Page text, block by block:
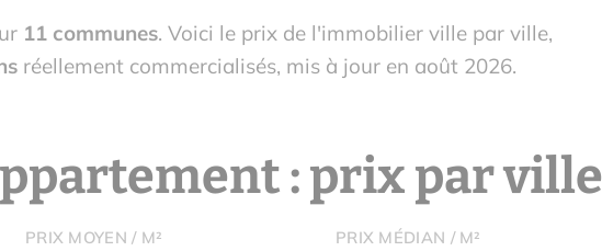
11 communes. Voici le prix de l'immobilier ville par ville,
réellement commercialisés, mis à jour en août 2026.
: prix par ville
PRIX MOYEN / M² PRIX MÉDIAN / M²